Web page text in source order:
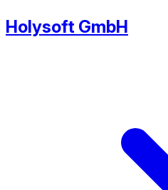
Holysoft GmbH